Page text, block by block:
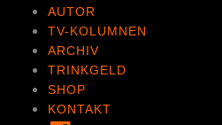
AUTOR
TV-KOLUMNEN
ARCHIV
TRINKGELD
SHOP
KONTAKT